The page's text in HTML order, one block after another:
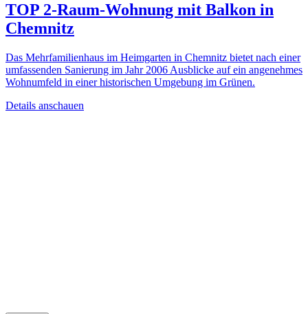
TOP 2-Raum-Wohnung mit Balkon in
Chemnitz
Das Mehrfamilienhaus im Heimgarten in Chemnitz bietet nach einer
umfassenden Sanierung im Jahr 2006 Ausblicke auf ein angenehmes
Wohnumfeld in einer historischen Umgebung im Grünen.
Details anschauen